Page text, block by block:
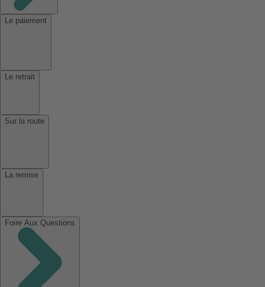
Le paiement
Le retrait
Sur la route
La remise
Foire Aux Questions